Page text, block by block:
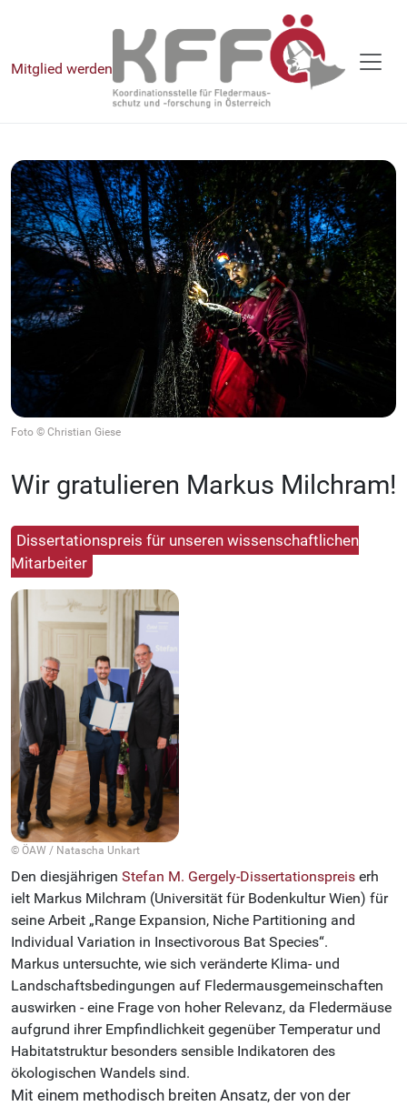
Mitglied werden
Foto © Christian Giese
Wir gratulieren Markus Milchram!
Dissertationspreis für unseren wissenschaftlichen
Mitarbeiter
© ÖAW / Natascha Unkart
Den diesjährigen Stefan M. Gergely-Dissertationspreis erh
ielt Markus Milchram (Universität für Bodenkultur Wien) für
seine Arbeit „Range Expansion, Niche Partitioning and
Individual Variation in Insectivorous Bat Species“.
Markus untersuchte, wie sich veränderte Klima- und
Landschaftsbedingungen auf Fledermausgemeinschaften
auswirken - eine Frage von hoher Relevanz, da Fledermäuse
aufgrund ihrer Empfindlichkeit gegenüber Temperatur und
Habitatstruktur besonders sensible Indikatoren des
ökologischen Wandels sind.
Mit einem methodisch breiten Ansatz, der von der